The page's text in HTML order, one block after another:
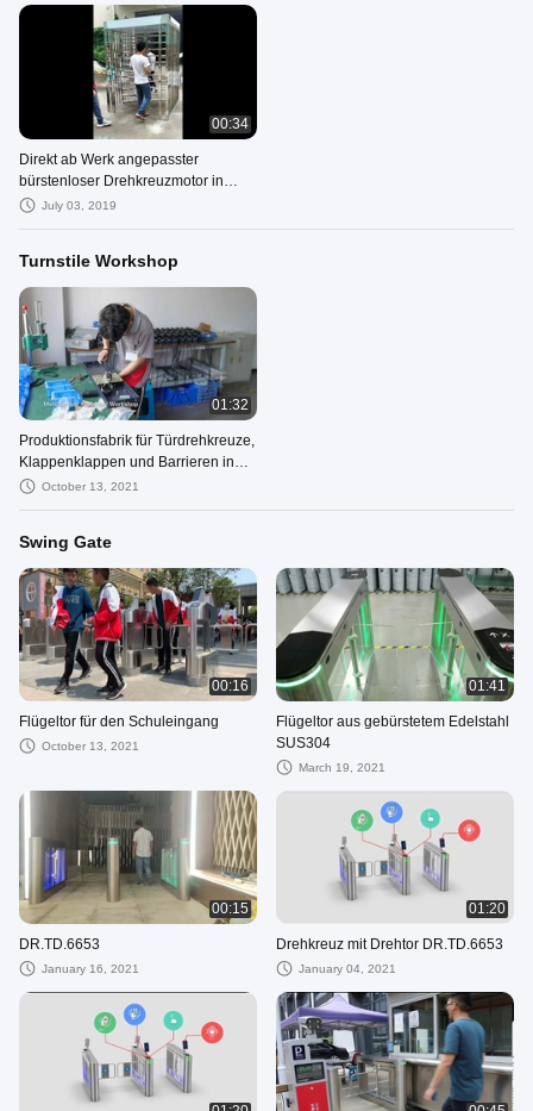
00:34
Direkt ab Werk angepasster
bürstenloser Drehkreuzmotor in
voller Höhe als Option
July 03, 2019
Turnstile Workshop
01:32
Produktionsfabrik für Türdrehkreuze,
Klappenklappen und Barrieren in
Shenzhen
October 13, 2021
Swing Gate
00:16
Flügeltor für den Schuleingang
October 13, 2021
01:41
Flügeltor aus gebürstetem Edelstahl
SUS304
March 19, 2021
00:15
DR.TD.6653
January 16, 2021
01:20
Drehkreuz mit Drehtor DR.TD.6653
January 04, 2021